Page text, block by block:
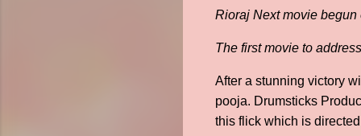
Rioraj Next movie
The first movie to
After a stunning victory
pooja. Drumsticks
this flick which is